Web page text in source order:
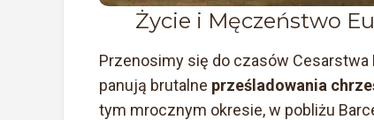
Życie i Męczeństwo
Przenosimy się do czasów Cesarstwa
panują brutalne prześladowania
tym mrocznym okresie, w pobliżu